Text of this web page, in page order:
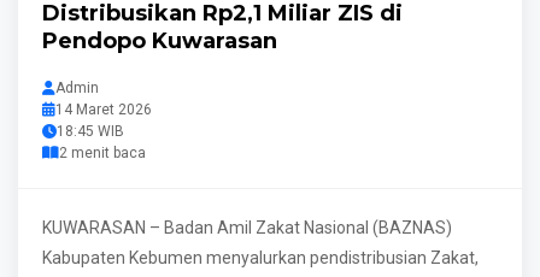
Distribusikan Rp2,1 Miliar ZIS di
Pendopo Kuwarasan
Admin
14 Maret 2026
18:45 WIB
2 menit baca
KUWARASAN – Badan Amil Zakat Nasional (BAZNAS)
Kabupaten Kebumen menyalurkan pendistribusian Zakat,